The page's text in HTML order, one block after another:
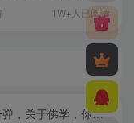
1W+人已阅读
学，你只需要记住四个字